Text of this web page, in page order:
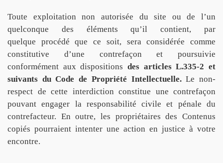
Toute exploitation non autorisée du site ou de l’un
quelconque des éléments qu’il contient, par
quelque procédé que ce soit, sera considérée comme
constitutive d’une contrefaçon et poursuivie
conformément aux dispositions des articles L.335-2 et
suivants du Code de Propriété Intellectuelle.Le non-
respect de cette interdiction constitue une contrefaçon
pouvant engager la responsabilité civile et pénale du
contrefacteur. En outre, les propriétaires des Contenus
copiés pourraient intenter une action en justice à votre
encontre.